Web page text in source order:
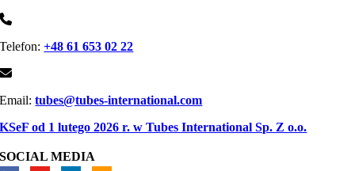
Telefon:+48 61 653 02 22
Email:tubes@tubes-international.com
KSeF od 1 lutego 2026 r. w Tubes International Sp. Z o.o.
SOCIAL MEDIA